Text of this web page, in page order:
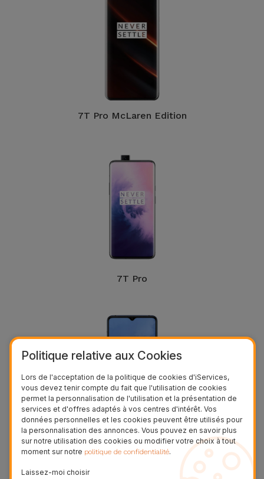
7T Pro McLaren Edition
7T Pro
7T
Politique relative aux Cookies
Lors de l'acceptation de la politique de cookies d'iServices,
vous devez tenir compte du fait que l'utilisation de cookies
permet la personnalisation de l'utilisation et la présentation de
services et d'offres adaptés à vos centres d'intérêt. Vos
données personnelles et les cookies peuvent être utilisés pour
la personnalisation des annonces. Vous pouvez en savoir plus
sur notre utilisation des cookies ou modifier votre choix à tout
moment sur notre politique de confidentialité.
Laissez-moi choisir